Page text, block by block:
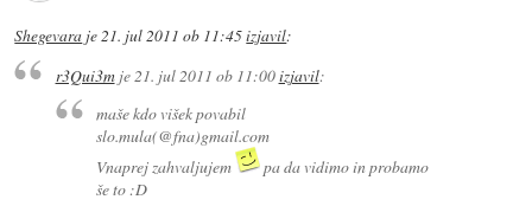
Shegevara je21. jul 2011 ob 11:45izjavil:
r3Qui3mje 21. jul 2011 ob 11:00izjavil:
maše kdo višek povabil
slo.mula(@fna)gmail.com
Vnaprej zahvaljujem
pa da vidimo in probamo
še to :D